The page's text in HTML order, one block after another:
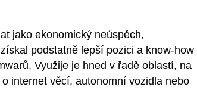
jako ekonomický neúspěch,
podstatně lepší pozici a know-how
Využije je hned v řadě oblastí, na
internet věcí, autonomní vozidla nebo